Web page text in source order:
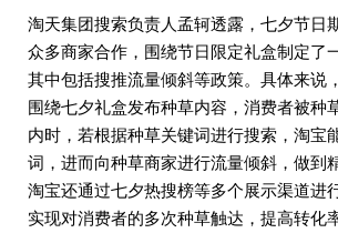
淘天集团搜索负责人孟轲透露，七夕节日
众多商家合作，围绕节日限定礼盒制定了
其中包括搜推流量倾斜等政策。具体来说
围绕七夕礼盒发布种草内容，消费者被种
内时，若根据种草关键词进行搜索，淘宝
词，进而向种草商家进行流量倾斜，做到
淘宝还通过七夕热搜榜等多个展示渠道进
实现对消费者的多次种草触达，提高转化率